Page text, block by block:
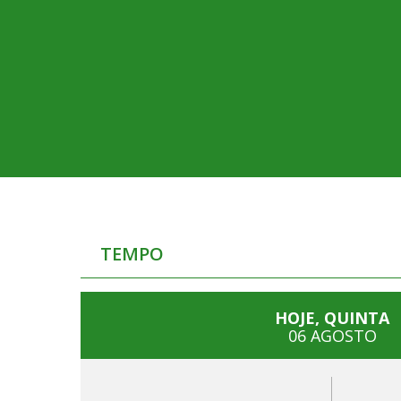
TEMPO
HOJE, QUINTA
06 AGOSTO